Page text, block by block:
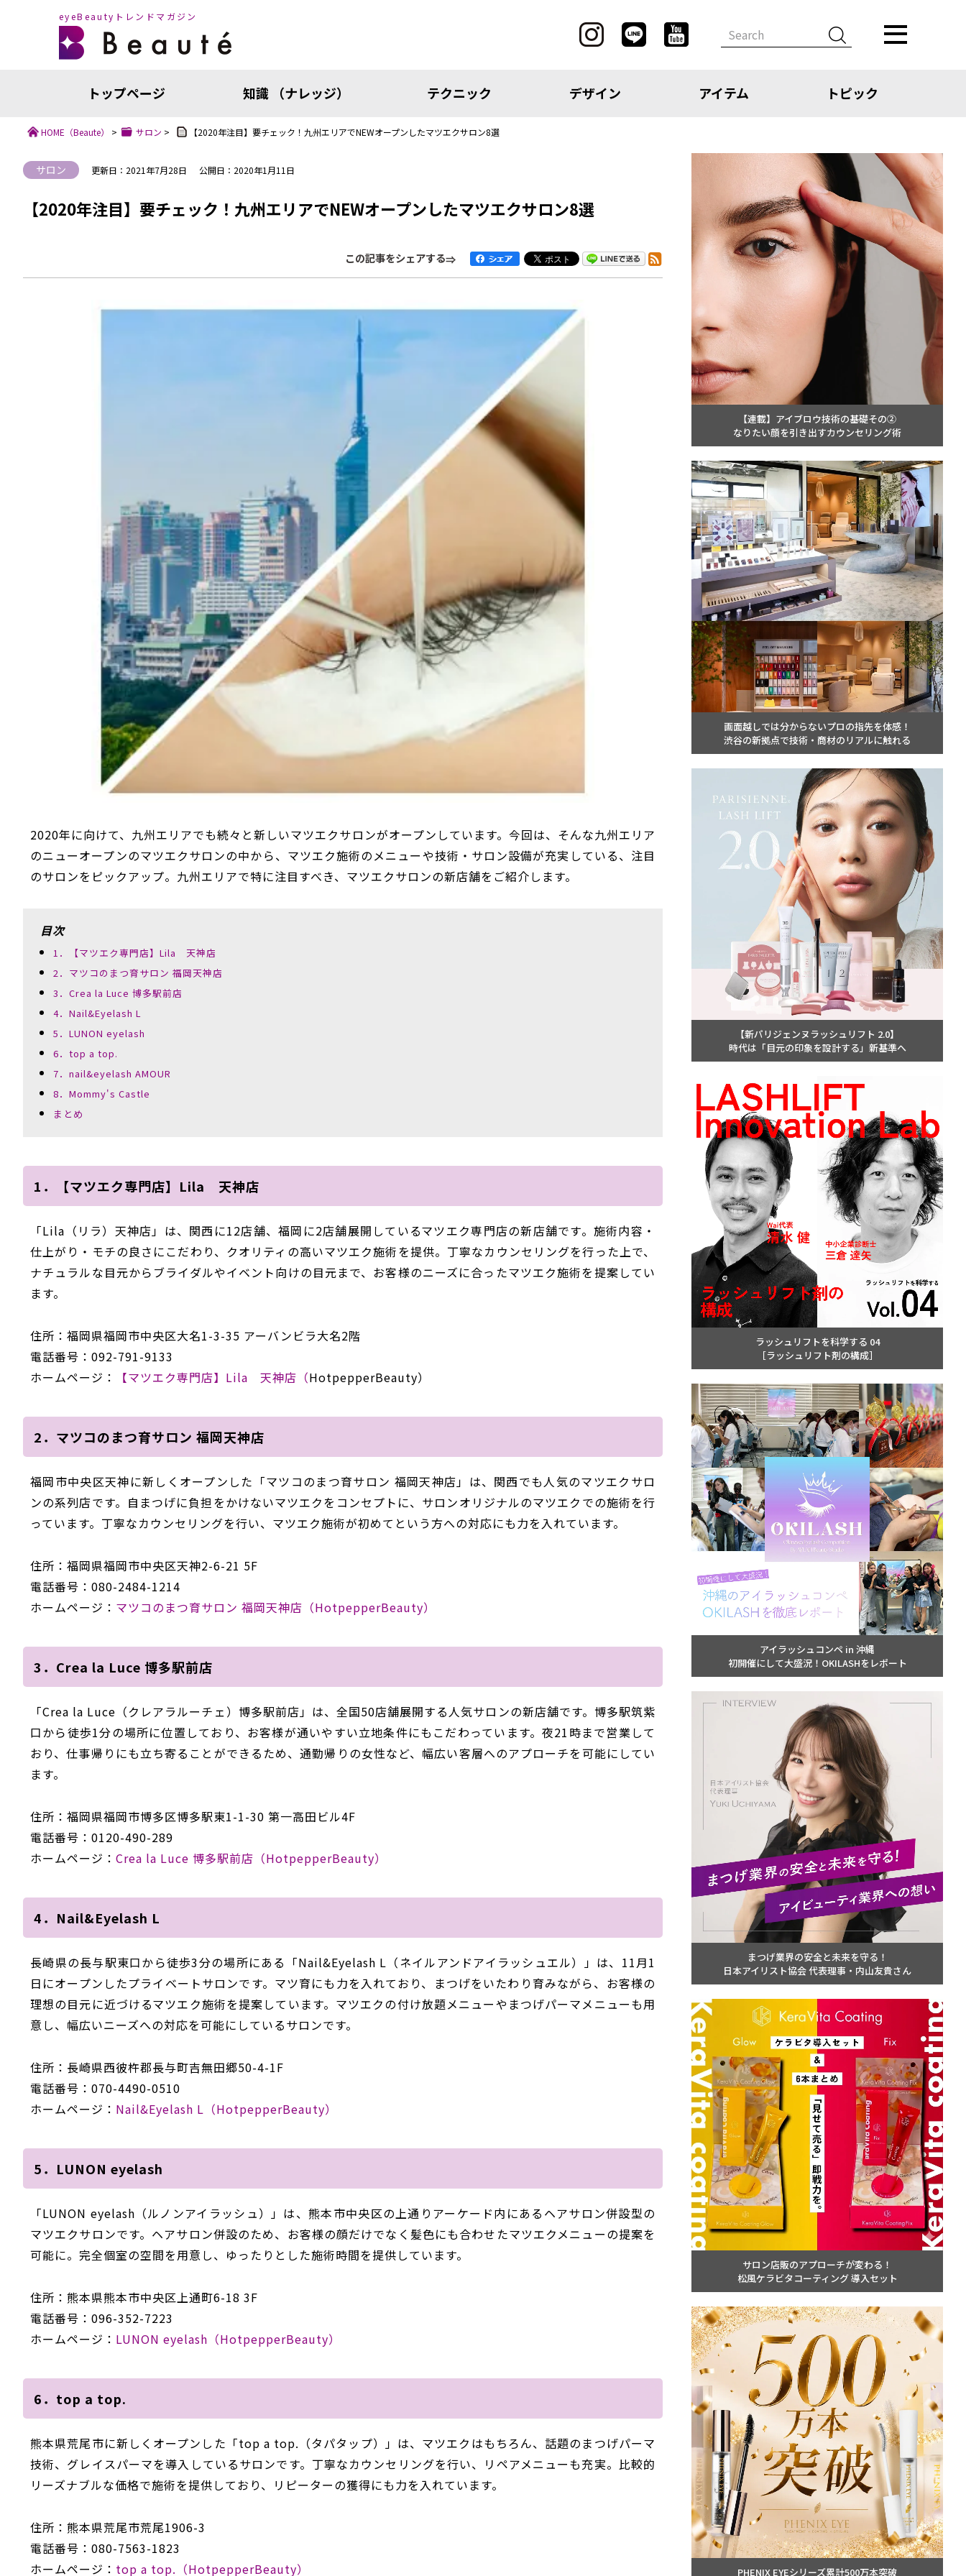
デザイン
利用規約 プライバシーポリシー
Official Social account
eyeBeautyトレンドマガジン
トップページ 知識 （ナレッジ） テクニック デザイン アイテム トピック
HOME （Beaute） > サロン > 【2020年注目】要チェック！九州エリアでNEWオープンしたマツエクサロン8選
サロン 更新日：2021年7月28日 公開日：2020年1月11日
【2020年注目】要チェック！九州エリアでNEWオープンしたマツエクサロン8選
この記事をシェアする
2020年に向けて、九州エリアでも続々と新しいマツエクサロンがオープンしています。今回は、そんな九州エリア
のニューオープンのマツエクサロンの中から、マツエク施術のメニューや技術・ サロン設備が充実している、 注目
のサロンをピックアップ。九州エリアで特に注目すべき、マツエクサロンの新店舗をご紹介します。
目次
1．【マツエク専門店】Lila 天神店
2．マツコのまつ育サロン 福岡天神店
3．Crea la Luce 博多駅前店
4．Nail&Eyelash L
5．LUNON eyelash
6．top a top.
7．nail&eyelash AMOUR
8．Mommy's Castle
まとめ
1．【マツエク専門店】Lila 天神店
「Lila（リラ）天神店」 は、関西に12店舗、福岡に2店舗展開しているマツエク専門店の新店舗です。施術内容・
仕上がり・モチの良さにこだわり、クオリティの高いマツエク施術を提供。丁寧なカウンセリングを行った上で、
ナチュラルな目元からブライダルやイベント向けの目元まで、お客様のニーズに合ったマツエク施術を提案してい
ます。
住所：福岡県福岡市中央区大名1-3-35 アーバンビラ大名2階
電話番号： 092-791-9133
ホームページ：
【マツエク専門店】Lila 天神店（HotpepperBeauty）
2．マツコのまつ育サロン 福岡天神店
福岡市中央区天神に新しくオープンした「マツコのまつ育サロン 福岡天神店」は、関西でも人気のマツエクサロ
ンの系列店です。 自まつげに負担をかけないマツエクを コンセプトに、サロンオリジナルのマツエクでの施術を行
っています。 丁寧なカウンセリングを行い、マツエク施術が初めてという方への対応にも力を入れています。
住所： 福岡県福岡市中央区天神2-6-21 5F
電話番号： 080-2484-1214
ホームページ： マツコのまつ育サロン 福岡天神店 （HotpepperBeauty）
3．Crea la Luce 博多駅前店
「Crea la Luce （クレアラルーチェ）博多駅前店」は、全国50店舗展開する人気サロンの新店舗です。博多駅筑紫
口から徒歩1分の場所に位置しており、お客様が通いやすい立地条件にもこだわっています。夜21時まで営業して
おり、仕事帰りにも立ち寄ることができる ため、通勤帰りの女性など、 幅広い客層へのアプローチを可能にしてい
ます。
住所： 福岡県福岡市博多区博多駅東1-1-30 第一高田ビル4F
電話番号： 0120-490-289
ホームページ： Crea la Luce 博多駅前店 （HotpepperBeauty）
4．Nail&Eyelash L
長崎県の長与駅東口から徒歩3分の場所にある 「Nail&Eyelash L（ネイルアンドアイラッシュエル）」は、 11月1
日 にオープンしたプライベートサロンです。マツ育にも力を入れており、まつげをいたわり育みながら、お客様の
理想の目元に近づけるマツエク施術を提案しています。 マツエクの付け放題メニューやまつげパーマメニューも用
意し、幅広いニーズへの対応を可能にしているサロンです。
住所： 長崎県西彼杵郡長与町吉無田郷50-4-1F
電話番号： 070-4490-0510
ホームページ： Nail&Eyelash L （HotpepperBeauty）
5．LUNON eyelash
「LUNON eyelash（ルノンアイラッシュ）」は、熊本市中央区の上通りアーケード内にあるヘアサロン併設型の
マツエクサロンです。ヘアサロン併設のため、お客様の顔だけでなく髪色にも合わせたマツエクメニューの提案を
可能に。完全個室の空間を用意し、ゆったりとした施術時間を提供しています。
住所： 熊本県熊本市中央区上通町6-18 3F
電話番号： 096-352-7223
ホームページ： LUNON eyelash （HotpepperBeauty）
6．top a top.
熊本県荒尾市に新しくオープンした「top a top.（タパタップ）」は、マツエクはもちろん、話題のまつげパーマ
技術、グレイスパーマを導入しているサロンです。丁寧なカウンセリングを行い、リペアメニューも充実。比較的
リーズナブルな価格で施術を提供しており、 リピーターの獲得にも力を入れています。
住所： 熊本県荒尾市荒尾1906-3
電話番号： 080-7563-1823
ホームページ： top a top. （HotpepperBeauty）
【連載】アイブロウ技術の基礎その②
なりたい顔を引き出すカウンセリング術
画面越しでは分からないプロの指先を体感！
渋谷の新拠点で技術・商材のリアルに触れる
【新パリジェンヌラッシュリフト 2.0】
時代は「目元の印象を設計する」新基準へ
ラッシュリフトを科学する 04
［ラッシュリフト剤の構成］
アイラッシュコンペ in 沖縄
初開催にして大盛況！OKILASHをレポート
まつげ業界の安全と未来を守る！
日本アイリスト協会 代表理事・内山友貴さん
サロン店販のアプローチが変わる！
松風ケラビタコーティング 導入セット
PHENIX EYEシリーズ累計500万本突破